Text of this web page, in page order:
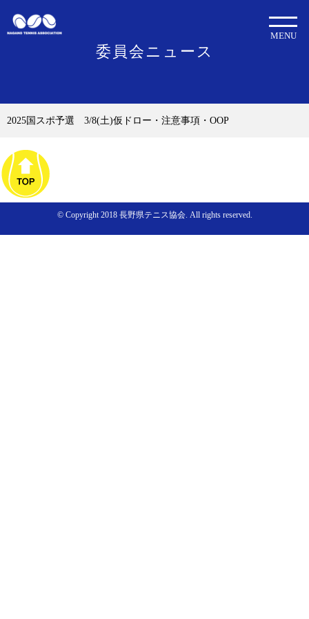
委員会ニュース
MENU
2025国スポ予選 3/8(土)仮ドロー・注意事項・OOP
© Copyright 2018 長野県テニス協会. All rights reserved.